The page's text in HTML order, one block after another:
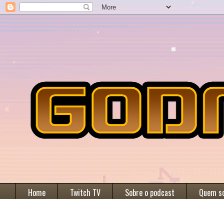
Home Twitch TV Sobre o podcast Quem